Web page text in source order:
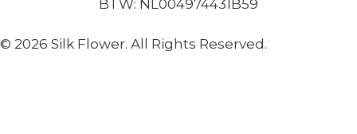
BTW: NL004974431B59
© 2026 Silk Flower. All Rights Reserved.